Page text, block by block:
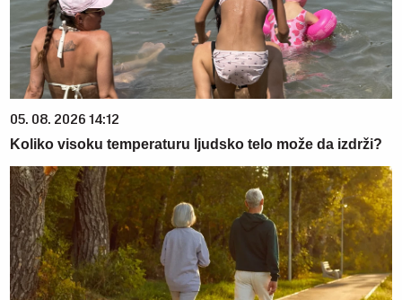
05. 08. 2026 14:12
Koliko visoku temperaturu ljudsko telo može da izdrži?